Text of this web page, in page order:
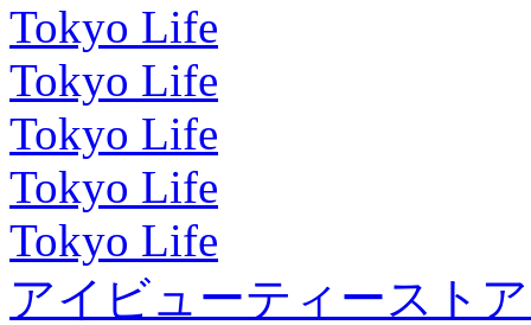
Tokyo Life
Tokyo Life
Tokyo Life
Tokyo Life
Tokyo Life
アイビューティースト